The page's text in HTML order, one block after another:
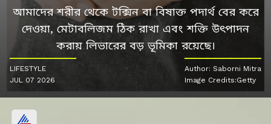
আমাদের শরীর থেকে টক্সিন বা বিষাক্ত পদার্থ বের করে
দেওয়া, মেটাবলিজম ঠিক রাখা এবং শক্তি উৎপাদন
করায় লিভারের বড় ভূমিকা রয়েছে।
LIFESTYLE
JUL 07 2026
Author: Saborni Mitra
Image Credits:Getty